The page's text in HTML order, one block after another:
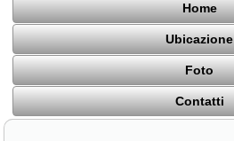
Home
Ubicazione
Foto
Contatti